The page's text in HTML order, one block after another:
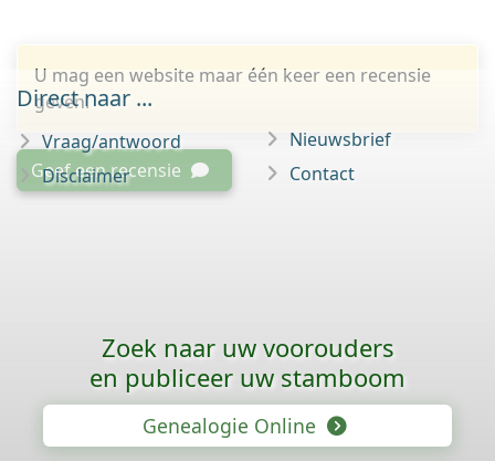
U mag een website maar één keer een recensie
geven.
Geef een recensie
Direct naar ...
Vraag/antwoord
Disclaimer
Nieuwsbrief
Contact
Zoek naar uw voorouders
en publiceer uw stamboom
Genealogie Online